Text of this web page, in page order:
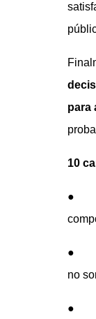
para
10
● Se
●
no
●